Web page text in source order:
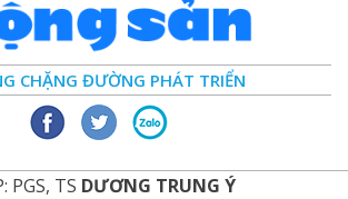
CHẶNG ĐƯỜNG PHÁT TRIỂN
PGS, TS DƯƠNG TRUNG Ý